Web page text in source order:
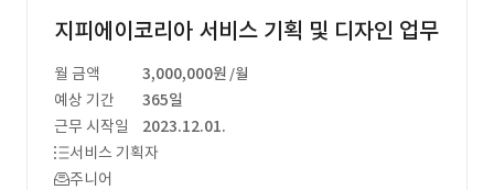
지피에이코리아 서비스 기획 및 디자인 업무
월 금액 3,000,000원 /월
예상 기간
365일
근무 시작일
2023.12.01.
서비스 기획자
주니어